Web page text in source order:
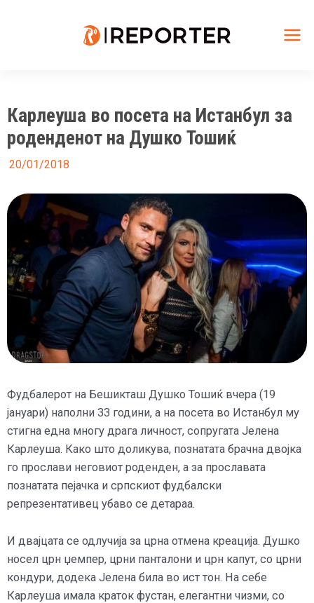
Карлеуша во посета на Истанбул за
роденденот на Душко Тошиќ
20/01/2018
Фудбалерот на Бешикташ Душко Тошиќ вчера (19
јануари) наполни 33 години, а на посета во Истанбул му
стигна една многу драга личност, сопругата Јелена
Карлеуша. Како што доликува, познатата брачна двојка
го прослави неговиот роденден, а за прославата
познатата пејачка и српскиот фудбалски
репрезентативец убаво се детараа.
И двајцата се одлучија за црна отмена креација. Душко
носел црн џемпер, црни панталони и црн капут, со црни
кондури, додека Јелена била во ист тон. На себе
Карлеуша имала краток фустан, елегантни чизми, со